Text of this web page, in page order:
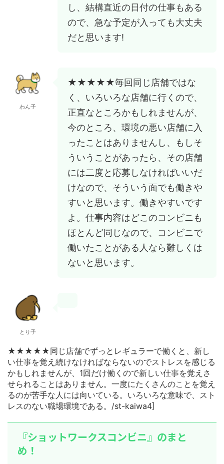
し、結構直近の日付の仕事もある
ので、急な予定が入っても大丈夫
だと思います!
わん子
★★★★★毎回同じ店舗ではな
く、いろいろな店舗に行くので、
正直なところかもしれませんが、
今のところ、環境の悪い店舗に入
ったことはありませんし、もしそ
ういうことがあったら、その店舗
には二度と応募しなければいいだ
けなので、そういう面でも働きや
すいと思います。働きやすいです
よ。仕事内容はどこのコンビニも
ほとんど同じなので、コンビニで
働いたことがある人なら難しくは
ないと思います。
とり子
★★★★★同じ店舗でずっとレギュラーで働くと、新し
い仕事を覚え続けなければならないのでストレスを感じる
かもしれませんが、1回だけ働くので新しい仕事を覚えさ
せられることはありません。一度にたくさんのことを覚え
るのが苦手な人には向いている。いろいろな意味で、スト
レスのない職場環境である。/st-kaiwa4]
『ショットワークスコンビニ』のまと
め！